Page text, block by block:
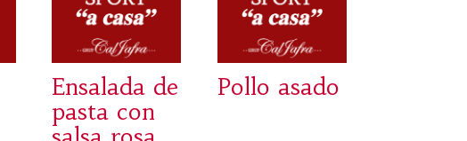
Ensalada de
pasta con
Pollo asado